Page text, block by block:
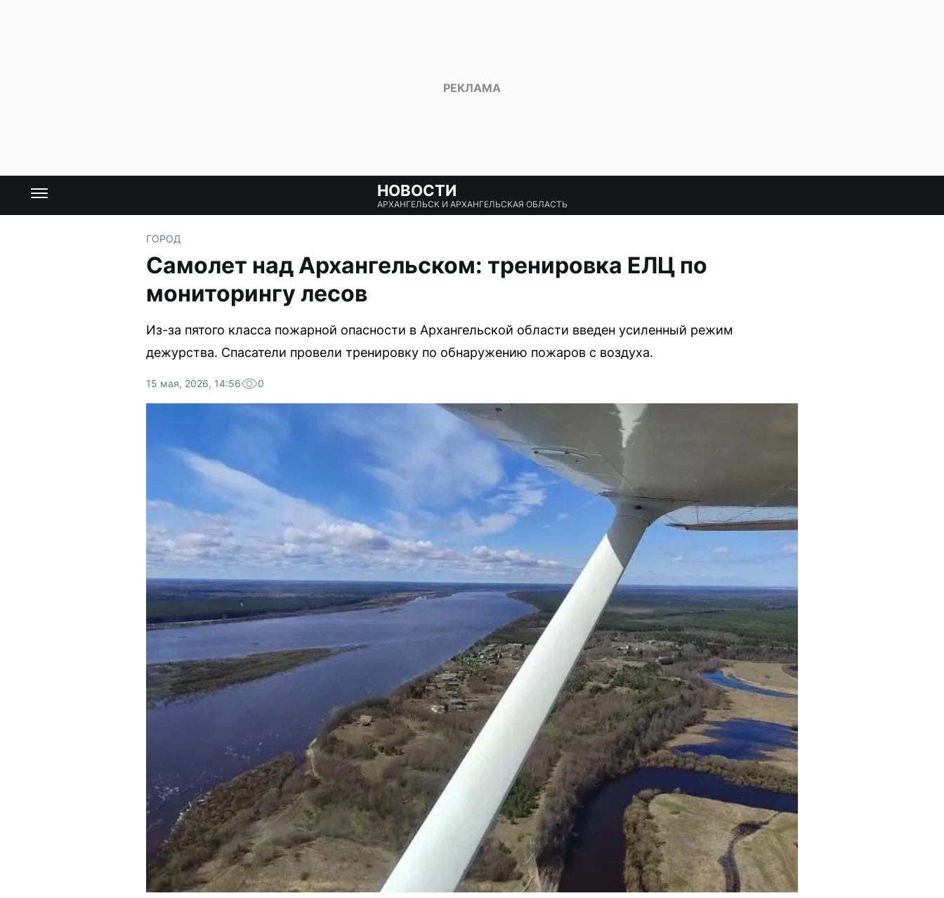
НОВОСТИ
АРХАНГЕЛЬСК И АРХАНГЕЛЬСКАЯ ОБЛАСТЬ
ГОРОД
Самолет над Архангельском: тренировка ЕЛЦ по
мониторингу лесов
Из-за пятого класса пожарной опасности в Архангельской области введен усиленный режим
дежурства. Спасатели провели тренировку по обнаружению пожаров с воздуха.
15 мая, 2026, 14:56 0